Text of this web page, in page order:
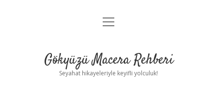
Anasayfa
Yasal Uyarı
menüyü
Gökyüzü Macera Rehberi
Seyahat hikayeleriyle keyifli yolculuk!